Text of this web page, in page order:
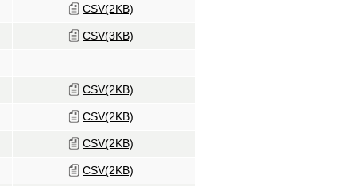
CSV(2KB)
CSV(3KB)
CSV(2KB)
CSV(2KB)
CSV(2KB)
CSV(2KB)